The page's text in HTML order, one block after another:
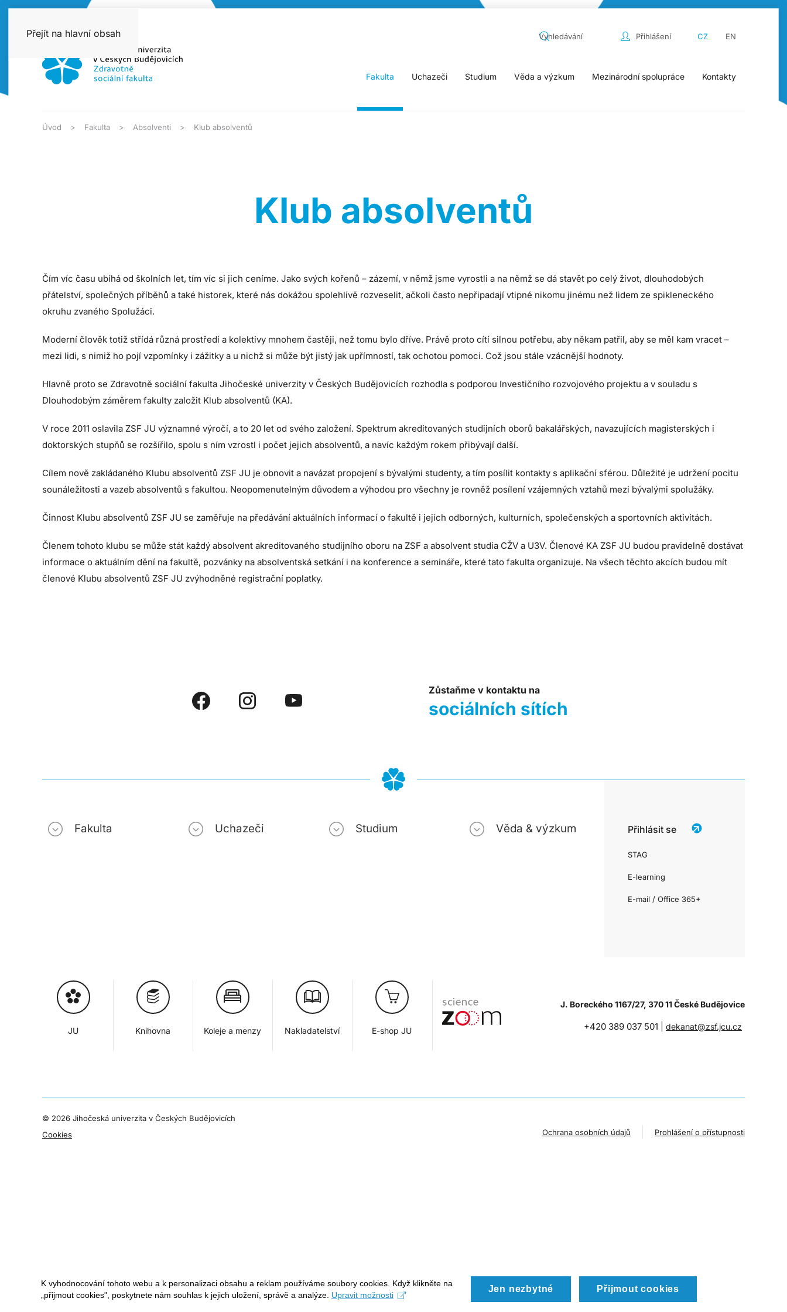
Přejít na hlavní obsah Přihlášení CZ EN
Fakulta Uchazeči Studium Věda a výzkum Mezinárodní spolupráce Kontakty
Úvod Fakulta Absolventi Klub absolventů
Klub absolventů
Čím víc času ubíhá od školních let, tím víc si jich ceníme. Jako svých kořenů – zázemí, v němž jsme vyrostli a na němž se dá stavět po celý život, dlouhodobých
přátelství, společných příběhů a také historek, které nás dokážou spolehlivě rozveselit, ačkoli často nepřipadají vtipné nikomu jinému než lidem ze spikleneckého
okruhu zvaného Spolužáci.
Moderní člověk totiž střídá různá prostředí a kolektivy mnohem častěji, než tomu bylo dříve. Právě proto cítí silnou potřebu, aby někam patřil, aby se měl kam vracet –
mezi lidi, s nimiž ho pojí vzpomínky i zážitky a u nichž si může být jistý jak upřímností, tak ochotou pomoci. Což jsou stále vzácnější hodnoty.
Hlavně proto se Zdravotně sociální fakulta Jihočeské univerzity v Českých Budějovicích rozhodla s podporou Investičního rozvojového projektu a v souladu s
Dlouhodobým záměrem fakulty založit Klub absolventů (KA).
V roce 2011 oslavila ZSF JU významné výročí, a to 20 let od svého založení. Spektrum akreditovaných studijních oborů bakalářských, navazujících magisterských i
doktorských stupňů se rozšířilo, spolu s ním vzrostl i počet jejich absolventů, a navíc každým rokem přibývají další.
Cílem nově zakládaného Klubu absolventů ZSF JU je obnovit a navázat propojení s bývalými studenty, a tím posílit kontakty s aplikační sférou. Důležité je udržení pocitu
sounáležitosti a vazeb absolventů s fakultou. Neopomenutelným důvodem a výhodou pro všechny je rovněž posílení vzájemných vztahů mezi bývalými spolužáky.
Činnost Klubu absolventů ZSF JU se zaměřuje na předávání aktuálních informací o fakultě i jejích odborných, kulturních, společenských a sportovních aktivitách.
Členem tohoto klubu se může stát každý absolvent akreditovaného studijního oboru na ZSF a absolvent studia CŽV a U3V. Členové KA ZSF JU budou pravidelně dostávat
informace o aktuálním dění na fakultě, pozvánky na absolventská setkání i na konference a semináře, které tato fakulta organizuje. Na všech těchto akcích budou mít
členové Klubu absolventů ZSF JU zvýhodněné registrační poplatky.
Zůstaňme v kontaktu na
sociálních sítích
Fakulta Uchazeči Studium Věda & výzkum Přihlásit se
STAG
E-learning
E-mail / Office 365+
JU Knihovna Koleje a menzy Nakladatelství E-shop JU
J. Boreckého 1167/27, 370 11 České Budějovice
+420 389 037 501 |dekanat@zsf.jcu.cz
© 2026 Jihočeská univerzita v Českých Budějovicích
Cookies
Ochrana osobních údajů Prohlášení o přístupnosti
K vyhodnocování tohoto webu a k personalizaci obsahu a reklam používáme soubory cookies. Když klikněte na
„přijmout cookies", poskytnete nám souhlas k jejich uložení, správě a analýze. Upravit možnosti
Jen nezbytné Přijmout cookies